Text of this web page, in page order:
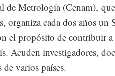
de Metrología (Cenam),
organiza cada dos años
el propósito de contribuir
Acuden investigadores,
de varios países.